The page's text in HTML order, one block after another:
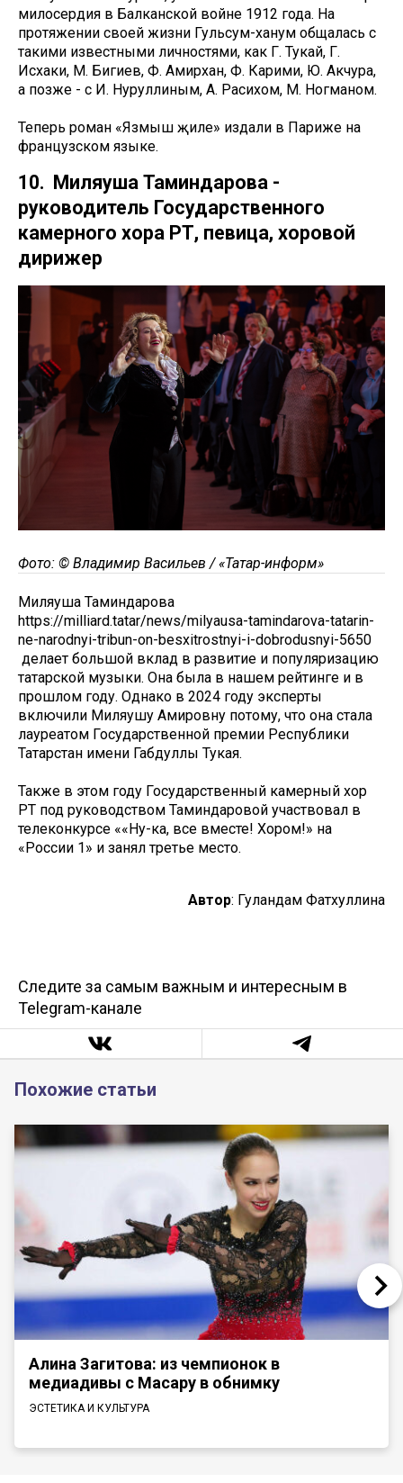
милосердия в Балканской войне 1912 года. На
протяжении своей жизни Гульсум-ханум общалась с
такими известными личностями, как Г. Тукай, Г.
Исхаки, М. Бигиев, Ф. Амирхан, Ф. Карими, Ю. Акчура,
а позже - с И. Нуруллиным, А. Расихом, М. Ногманом.
Теперь роман «Язмыш җиле» издали в Париже на
французском языке.
10. Миляуша Таминдарова -
руководитель Государственного
камерного хора РТ, певица, хоровой
дирижер
Фото: © Владимир Васильев / «Татар-информ»
Миляуша Таминдарова
https://milliard.tatar/news/milyausa-tamindarova-tatarin-
ne-narodnyi-tribun-on-besxitrostnyi-i-dobrodusnyi-5650
делает большой вклад в развитие и популяризацию
татарской музыки. Она была в нашем рейтинге и в
прошлом году. Однако в 2024 году эксперты
включили Миляушу Амировну потому, что она стала
лауреатом Государственной премии Республики
Татарстан имени Габдуллы Тукая.
Также в этом году Государственный камерный хор
РТ под руководством Таминдаровой участвовал в
телеконкурсе ««Ну-ка, все вместе! Хором!» на
«России 1» и занял третье место.
Автор: Гуландам Фатхуллина
Следите за самым важным и интересным в
Telegram-канале
Похожие статьи
Алина Загитова: из чемпионок в
медиадивы с Масару в обнимку
ЭСТЕТИКА И КУЛЬТУРА